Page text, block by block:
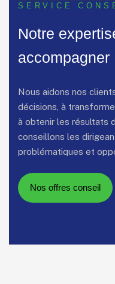
SERVICE
Notre
accompagner
Nous aidons nos
décisions, à
à obtenir les résultats
conseillons les
problématiques et